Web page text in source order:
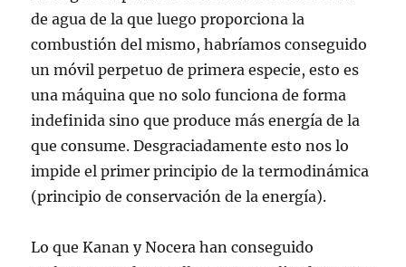
de agua de la que luego proporciona la
combustión del mismo, habríamos conseguido
un móvil perpetuo de primera especie, esto es
una máquina que no solo funciona de forma
indefinida sino que produce más energía de la
que consume. Desgraciadamente esto nos lo
impide el primer principio de la termodinámica
(principio de conservación de la energía).
Lo que Kanan y Nocera han conseguido